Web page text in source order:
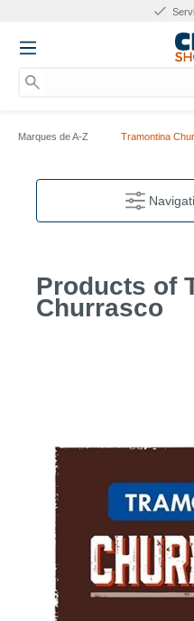
Marques de A-Z Tramontina
Products of
Churrasco